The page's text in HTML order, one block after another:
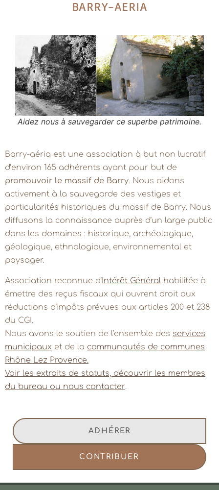
BARRY-AERIA
Aidez nous à sauvegarder ce superbe patrimoine.
Barry-aéria est une association à but non lucratif
d’environ 165 adhérents ayant pour but de
promouvoir le massif de Barry. Nous aidons
activement à la sauvegarde des vestiges et
particularités historiques du massif de Barry. Nous
diffusons la connaissance auprès d’un large public
dans les domaines : historique, archéologique,
géologique, ethnologique, environnemental et
paysager.
Association reconnue d’ Intérêt Général habilitée à
émettre des reçus fiscaux qui ouvrent droit aux
réductions d’impôts prévues aux articles 200 et 238
du CGI.
Nous avons le soutien de l’ensemble des services
municipaux et de la communautés de communes
Rhône Lez Provence.
Voir les extraits de statuts, découvrir les membres
du bureau ou nous contacter.
ADHÉRER
CONTRIBUER